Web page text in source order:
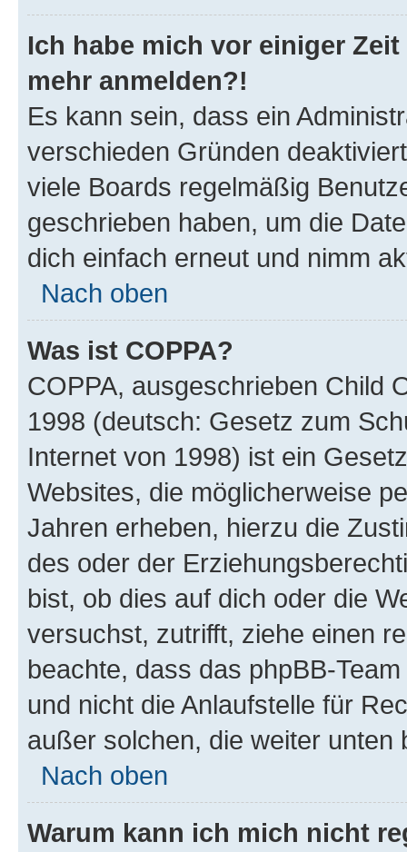
Ich habe mich vor einiger
mehr anmelden?!
Es kann sein, dass ein
verschieden Gründen
viele Boards regelmäßig
geschrieben haben, um die
dich einfach erneut und nimm
Nach oben
Was ist COPPA?
COPPA, ausgeschrieben Child
1998 (deutsch: Gesetz zum
Internet von 1998) ist ein
Websites, die möglicherweise
Jahren erheben, hierzu die
des oder der
bist, ob dies auf dich oder die
versuchst, zutrifft, ziehe einen
beachte, dass das phpBB-
und nicht die Anlaufstelle für
außer solchen, die weiter unten
Nach oben
Warum kann ich mich nicht